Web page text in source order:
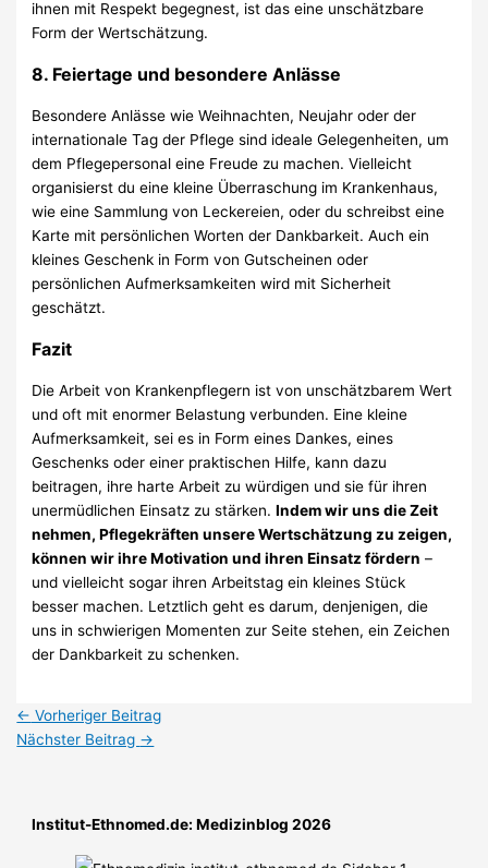
ihnen mit Respekt begegnest, ist das eine unschätzbare
Form der Wertschätzung.
8. Feiertage und besondere Anlässe
Besondere Anlässe wie Weihnachten, Neujahr oder der
internationale Tag der Pflege sind ideale Gelegenheiten, um
dem Pflegepersonal eine Freude zu machen. Vielleicht
organisierst du eine kleine Überraschung im Krankenhaus,
wie eine Sammlung von Leckereien, oder du schreibst eine
Karte mit persönlichen Worten der Dankbarkeit. Auch ein
kleines Geschenk in Form von Gutscheinen oder
persönlichen Aufmerksamkeiten wird mit Sicherheit
geschätzt.
Fazit
Die Arbeit von Krankenpflegern ist von unschätzbarem Wert
und oft mit enormer Belastung verbunden. Eine kleine
Aufmerksamkeit, sei es in Form eines Dankes, eines
Geschenks oder einer praktischen Hilfe, kann dazu
beitragen, ihre harte Arbeit zu würdigen und sie für ihren
unermüdlichen Einsatz zu stärken.Indem wir uns die Zeit
nehmen, Pflegekräften unsere Wertschätzung zu zeigen,
können wir ihre Motivation und ihren Einsatz fördern –
und vielleicht sogar ihren Arbeitstag ein kleines Stück
besser machen. Letztlich geht es darum, denjenigen, die
uns in schwierigen Momenten zur Seite stehen, ein Zeichen
der Dankbarkeit zu schenken.
← Vorheriger Beitrag
Nächster Beitrag →
Institut-Ethnomed.de: Medizinblog 2026